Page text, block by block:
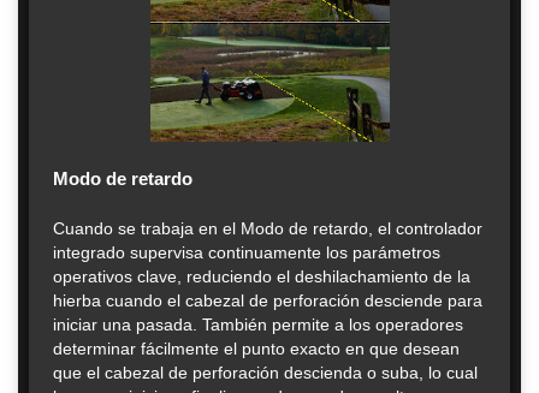
Modo de retardo
Cuando se trabaja en el Modo de retardo, el controlador
integrado supervisa continuamente los parámetros
operativos clave, reduciendo el deshilachamiento de la
hierba cuando el cabezal de perforación desciende para
iniciar una pasada. También permite a los operadores
determinar fácilmente el punto exacto en que desean
que el cabezal de perforación descienda o suba, lo cual